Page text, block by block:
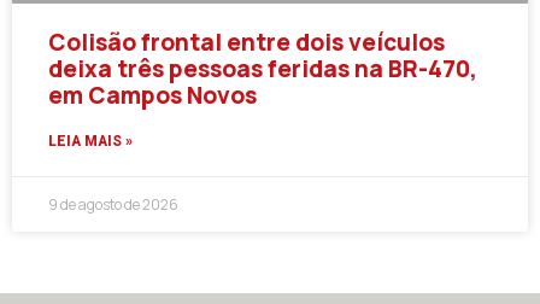
Colisão frontal entre dois veículos
deixa três pessoas feridas na BR-470,
em Campos Novos
LEIA MAIS »
9 de agosto de 2026